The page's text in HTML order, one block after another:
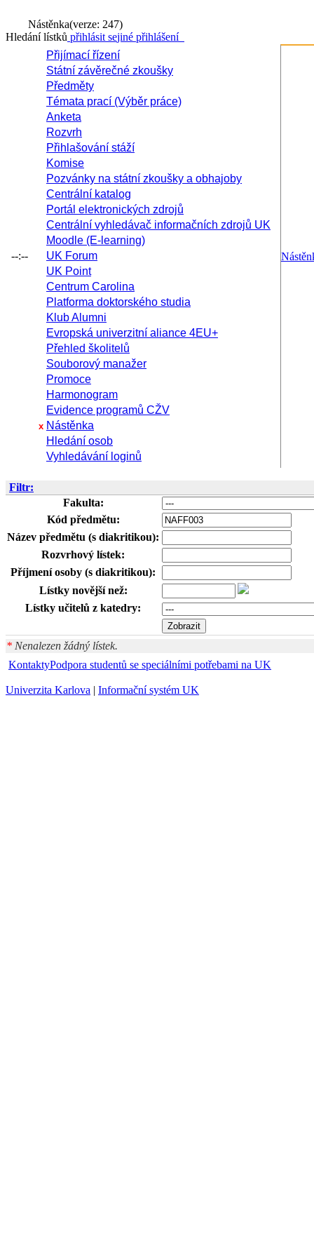
Nástěnka(verze: 247)
Hledání lístků přihlásit sejiné přihlášení
--:--
Přijímací řízení
Státní závěrečné zkoušky
Předměty
Témata prací (Výběr práce)
Anketa
Rozvrh
Přihlašování stáží
Komise
Pozvánky na státní zkoušky a obhajoby
Centrální katalog
Portál elektronických zdrojů
Centrální vyhledávač informačních zdrojů UK
Moodle (E-learning)
UK Forum
UK Point
Centrum Carolina
Platforma doktorského studia
Klub Alumni
Evropská univerzitní aliance 4EU+
Přehled školitelů
Souborový manažer
Promoce
Harmonogram
Evidence programů CŽV
x Nástěnka
Hledání osob
Vyhledávání loginů
Filtr:
Fakulta:
Kód předmětu:
Název předmětu (s diakritikou):
Rozvrhový lístek:
Příjmení osoby (s diakritikou):
Lístky novější než:
Lístky učitelů z katedry:
* Nenalezen žádný lístek.
KontaktyPodpora studentů se speciálními potřebami na UK
Univerzita Karlova | Informační systém UK